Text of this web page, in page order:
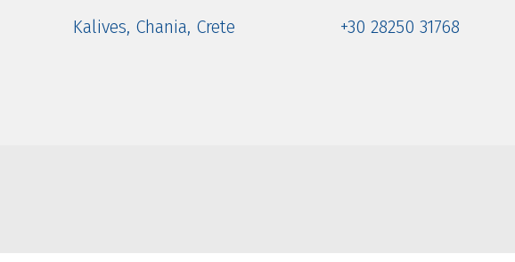
Kalives, Chania, Crete
+30 28250 31768